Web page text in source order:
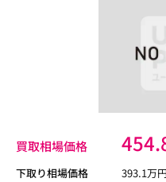
買取相場価格
下取り相場価格 393.1万